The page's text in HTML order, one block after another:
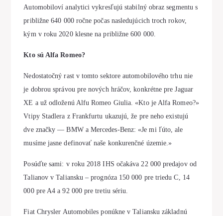
Automobiloví analytici vykresľujú stabilný obraz segmentu s
približne 640 000 ročne počas nasledujúcich troch rokov,
kým v roku 2020 klesne na približne 600 000.
Kto sú Alfa Romeo?
Nedostatočný rast v tomto sektore automobilového trhu nie
je dobrou správou pre nových hráčov, konkrétne pre Jaguar
XE a už odloženú Alfu Romeo Giulia. «Kto je Alfa Romeo?»
Vtipy Stadlera z Frankfurtu ukazujú, že pre neho existujú
dve značky — BMW a Mercedes-Benz: «Je mi ľúto, ale
musíme jasne definovať naše konkurenčné územie.»
Posúďte sami: v roku 2018 IHS očakáva 22 000 predajov od
Talianov v Taliansku – prognóza 150 000 pre triedu C, 14
000 pre A4 a 92 000 pre tretiu sériu.
Fiat Chrysler Automobiles ponúkne v Taliansku základnú